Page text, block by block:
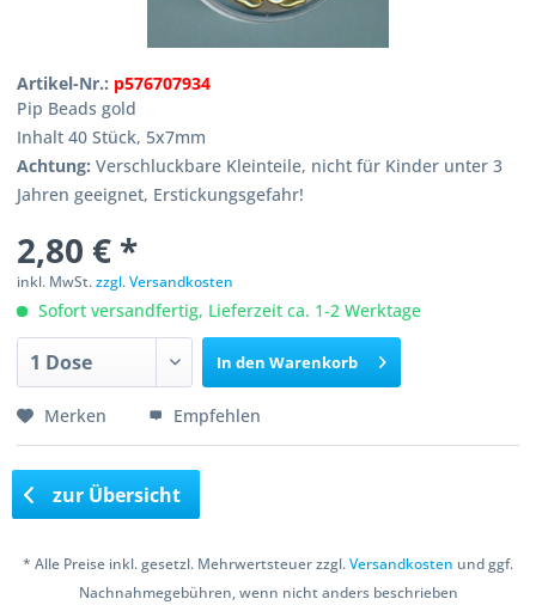
Artikel-Nr.: p576707934
Pip Beads gold
Inhalt 40 Stück, 5x7mm
Achtung: Verschluckbare Kleinteile, nicht für Kinder unter 3
Jahren geeignet, Erstickungsgefahr!
2,80 € *
inkl. MwSt.zzgl. Versandkosten
Sofort versandfertig, Lieferzeit ca. 1-2 Werktage
In den Warenkorb
Merken Empfehlen
zur Übersicht
* Alle Preise inkl. gesetzl. Mehrwertsteuer zzgl.Versandkosten und ggf.
Nachnahmegebühren, wenn nicht anders beschrieben